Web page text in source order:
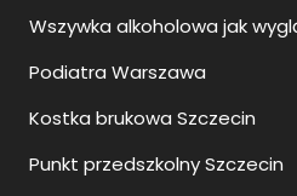
Wszywka alkoholowa jak
Podiatra Warszawa
Kostka brukowa Szczecin
Punkt przedszkolny Szczecin